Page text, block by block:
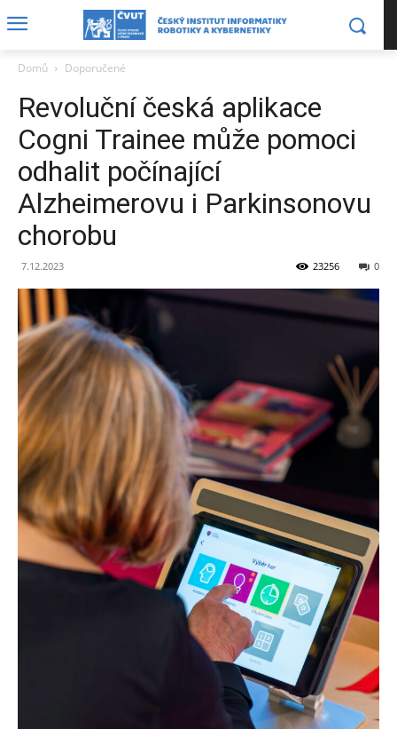
Domů Doporučené
Revoluční česká aplikace
Cogni Trainee může pomoci
odhalit počínající
Alzheimerovu i Parkinsonovu
chorobu
7.12.2023 0
23256